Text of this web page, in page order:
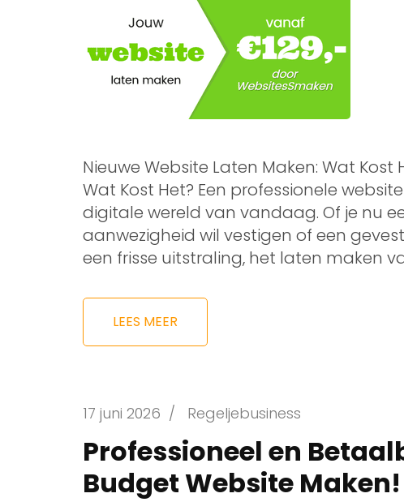
Nieuwe Website Laten Maken: Wat Kost
Wat Kost Het? Een professionele
digitale wereld van vandaag. Of je nu
aanwezigheid wil vestigen of een
een frisse uitstraling, het laten maken
LEES MEER
17 juni 2026 / Regeljebusiness
Professioneel en
Budget Website Maken!